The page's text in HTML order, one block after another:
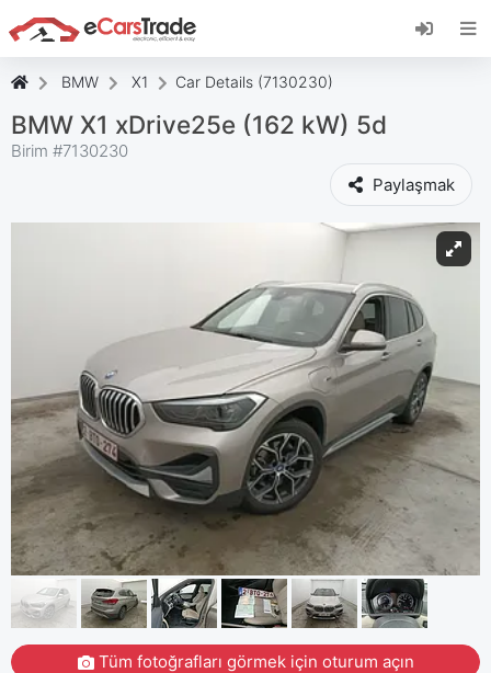
eCarsTrade web uygulamasını yükleyin, Ana
Ekranınıza ekleyin ve anında güncellemeler alın.
Düzenlemek
BMW X1 Car Details (7130230)
BMW X1 xDrive25e (162 kW) 5d
Birim #7130230
Paylaşmak
Tüm fotoğrafları görmek için oturum açın